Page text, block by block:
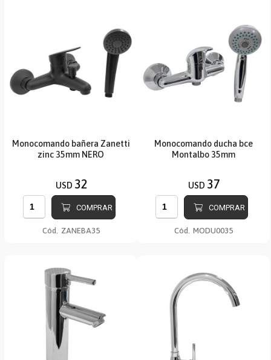
Monocomando bañera Zanetti
zinc 35mm NERO
USD 32
COMPRAR
Cód. ZANEBA35
Monocomando ducha bce
Montalbo 35mm
USD 37
COMPRAR
Cód. MODU0035